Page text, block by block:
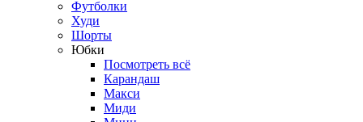
Футболки
Худи
Шорты
Юбки
Посмотреть всё
Карандаш
Макси
Миди